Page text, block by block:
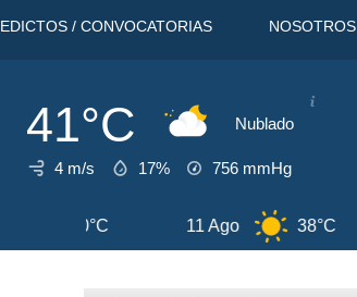
EDICTOS / CONVOCATORIAS NOSOTROS
41°C Nublado
4 m/s 17% 756 mmHg
35°C